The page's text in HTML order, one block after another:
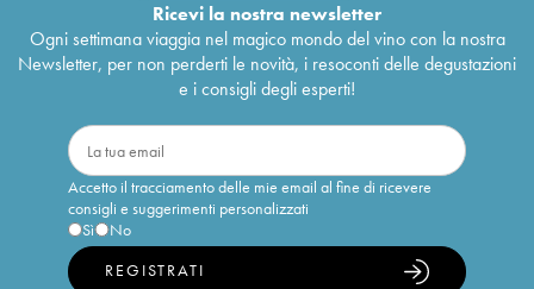
Ricevi la nostra newsletter
Ogni settimana viaggia nel magico mondo del vino con la nostra
Newsletter, per non perderti le novità, i resoconti delle degustazioni
e i consigli degli esperti!
Accetto il tracciamento delle mie email al fine di ricevere
consigli e suggerimenti personalizzati
Sì
No
REGISTRATI